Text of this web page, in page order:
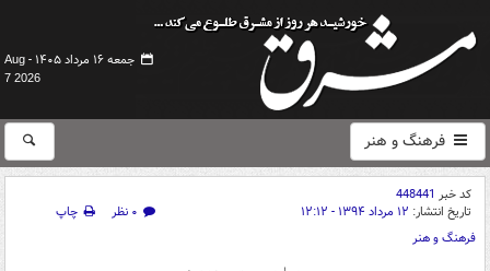
جمعه ۱۶ مرداد ۱۴۰۵ -
Aug
7 2026
فرهنگ و هنر
کد خبر 448441
تاریخ انتشار: ۱۲ مرداد ۱۳۹۴ - ۱۲:۱۲ ۰ نظر
چاپ
فرهنگ و هنر